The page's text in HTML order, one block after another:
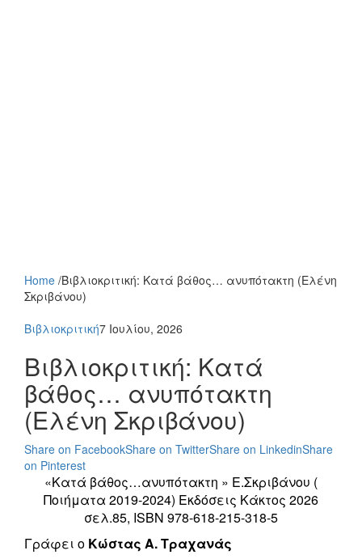
Home /Βιβλιοκριτική: Κατά βάθος… ανυπότακτη (Ελένη
Σκριβάνου)
Βιβλιοκριτική7 Ιουλίου, 2026
Βιβλιοκριτική: Κατά
βάθος… ανυπότακτη
(Ελένη Σκριβάνου)
Share on FacebookShare on TwitterShare on LinkedinShare
on Pinterest
«Κατά βάθος…ανυπότακτη » Ε.Σκριβάνου (
Ποιήματα 2019-2024) Εκδόσεις Κάκτος 2026
σελ.85, ISBN 978-618-215-318-5
Γράφει o Κώστας Α. Τραχανάς